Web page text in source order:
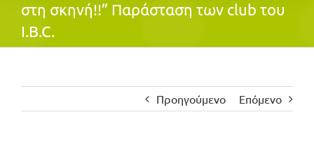
στη σκηνή!!” Παράσταση των club του
I.B.C.
Προηγούμενο Επόμενο